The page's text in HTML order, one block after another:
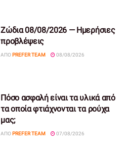
Ζώδια 08/08/2026 — Ημερήσιες
προβλέψεις
ΑΠΌ PREFER TEAM 08/08/2026
Πόσο ασφαλή είναι τα υλικά από
τα οποία φτιάχνονται τα ρούχα
μας;
ΑΠΌ PREFER TEAM 07/08/2026